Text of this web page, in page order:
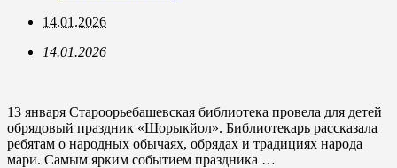
14.01.2026
14.01.2026
13 января Староорьебашевская библиотека провела для детей
обрядовый праздник «Шорыкйол». Библиотекарь рассказала
ребятам о народных обычаях, обрядах и традициях народа
мари. Самым ярким событием праздника …